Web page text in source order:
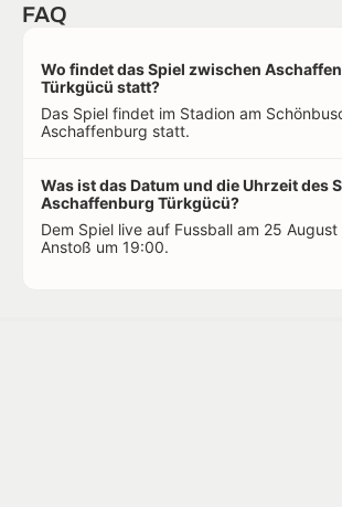
FAQ
Wo findet das Spiel zwischen
Türkgücü statt?
Das Spiel findet im Stadion am
Aschaffenburg statt.
Was ist das Datum und die Uhrzeit des
Aschaffenburg Türkgücü?
Dem Spiel live auf Fussball am 25
Anstoß um 19:00.